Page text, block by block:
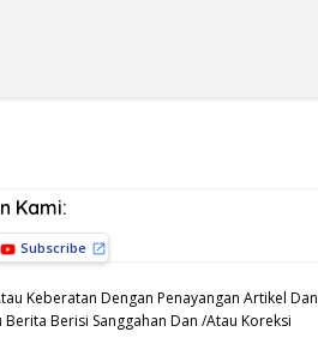
Kami:
Subscribe
Keberatan Dengan Penayangan Artikel Dan
Berisi Sanggahan Dan /Atau Koreksi